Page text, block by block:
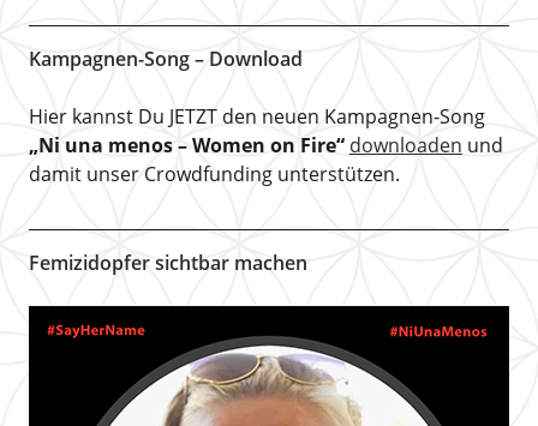
Kampagnen-Song – Download
Hier kannst Du JETZT den neuen Kampagnen-Song
„Ni una menos – Women on Fire“ downloaden und
damit unser Crowdfunding unterstützen.
Femizidopfer sichtbar machen